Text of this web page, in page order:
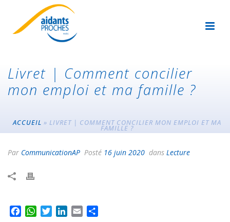
Livret | Comment concilier
mon emploi et ma famille ?
ACCUEIL »LIVRET | COMMENT CONCILIER MON EMPLOI ET MA
FAMILLE ?
Par CommunicationAP Posté 16 juin 2020 dans Lecture
W